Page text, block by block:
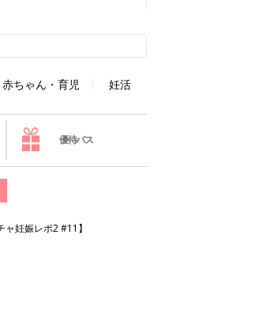
赤ちゃん・育児 妊活
優待パス
妊娠レポ2 #11】